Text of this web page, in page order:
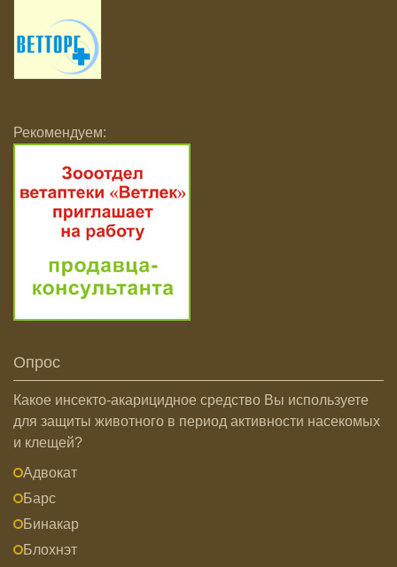
Рекомендуем:
Опрос
Какое инсекто-акарицидное средство Вы используете
для защиты животного в период активности насекомых
и клещей?
Адвокат
Барс
Бинакар
Блохнэт